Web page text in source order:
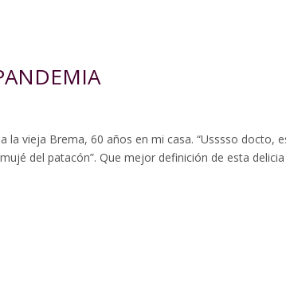
la vieja Brema, 60 años en mi casa. “Usssso docto,
del patacón”. Que mejor definición de esta